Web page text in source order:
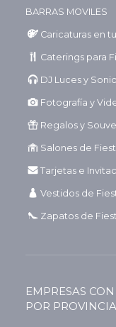
BARRAS MOVILES
Caricaturas en
Caterings para
DJ Luces y
Fotografía y
Regalos y
Salones de
Tarjetas e
Vestidos de
Zapatos de
EMPRESAS
POR